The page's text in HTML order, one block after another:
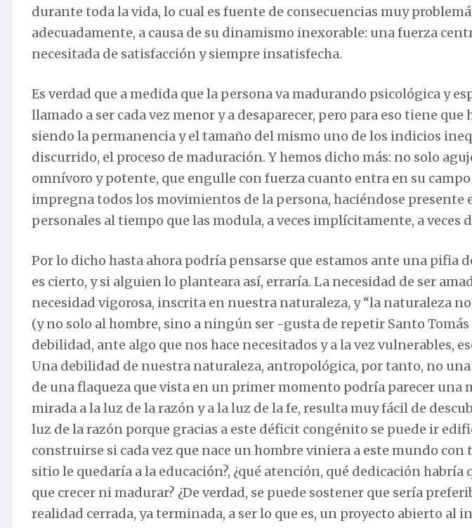
durante toda la vida, lo cual es fuente de consecuencias muy
adecuadamente, a causa de su dinamismo inexorable: una fuerza
necesitada de satisfacción y siempre insatisfecha.
Es verdad que a medida que la persona va madurando psicológica y
llamado a ser cada vez menor y a desaparecer, pero para eso tiene
siendo la permanencia y el tamaño del mismo uno de los indicios
discurrido, el proceso de maduración. Y hemos dicho más: no solo
omnívoro y potente, que engulle con fuerza cuanto entra en su
impregna todos los movimientos de la persona, haciéndose presente
personales al tiempo que las modula, a veces implícitamente, a veces
Por lo dicho hasta ahora podría pensarse que estamos ante una pifia
es cierto, y si alguien lo planteara así, erraría. La necesidad de ser
necesidad vigorosa, inscrita en nuestra naturaleza, y “la naturaleza
(y no solo al hombre, sino a ningún ser -gusta de repetir Santo
debilidad, ante algo que nos hace necesitados y a la vez vulnerables,
Una debilidad de nuestra naturaleza, antropológica, por tanto, no
de una flaqueza que vista en un primer momento podría parecer una
mirada a la luz de la razón y a la luz de la fe, resulta muy fácil de
luz de la razón porque gracias a este déficit congénito se puede ir
construirse si cada vez que nace un hombre viniera a este mundo con
sitio le quedaría a la educación?, ¿qué atención, qué dedicación
que crecer ni madurar? ¿De verdad, se puede sostener que sería
realidad cerrada, ya terminada, a ser lo que es, un proyecto abierto al